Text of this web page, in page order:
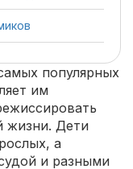
популярных
им
жизни. Дети
а
и разными